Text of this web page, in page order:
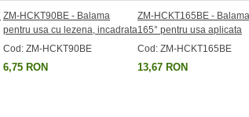
ZM-HCKT90BE - Balama
pentru usa cu lezena, incadrata
Cod: ZM-HCKT90BE
6,75 RON
ZM-HCKT165BE - Balama
165° pentru usa aplicata
Cod: ZM-HCKT165BE
13,67 RON